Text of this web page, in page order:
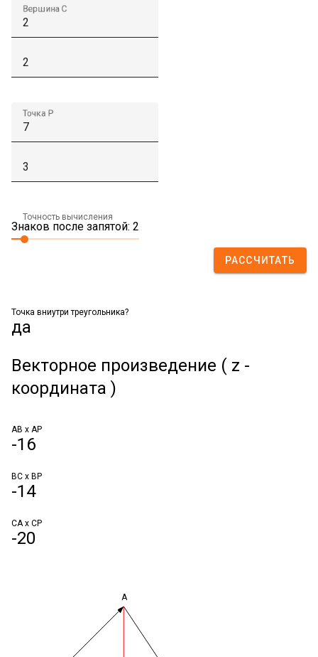
Вершина C
Точка P
Точность вычисления
Знаков после запятой: 2
РАССЧИТАТЬ
Точка вниутри треугольника?
да
Векторное произведение ( z -
координата )
AB x AP
-16
BC x BP
-14
CA x CP
-20
A